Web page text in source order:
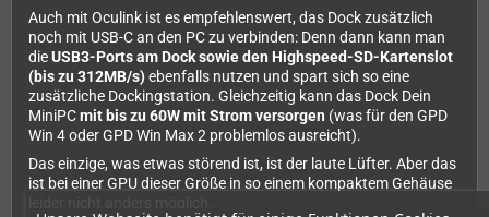
Auch mit Oculink ist es empfehlenswert, das Dock zusätzlich
noch mit USB-C an den PC zu verbinden: Denn dann kann man
dieUSB3-Ports am Dock sowie den Highspeed-SD-Kartenslot
(bis zu 312MB/s)ebenfalls nutzen und spart sich so eine
zusätzliche Dockingstation. Gleichzeitig kann das Dock Dein
MiniPCmit bis zu 60W mit Strom versorgen (was für den GPD
Win 4 oder GPD Win Max 2 problemlos ausreicht).
Das einzige, was etwas störend ist, ist der laute Lüfter. Aber das
ist bei einer GPU dieser Größe in so einem kompaktem Gehäuse